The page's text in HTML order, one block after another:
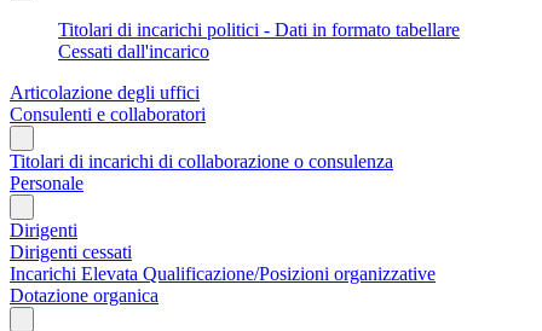
Titolari di incarichi politici - Dati in formato tabellare
Cessati dall'incarico
Articolazione degli uffici
Consulenti e collaboratori
Titolari di incarichi di collaborazione o consulenza
Personale
Dirigenti
Dirigenti cessati
Incarichi Elevata Qualificazione/Posizioni organizzative
Dotazione organica